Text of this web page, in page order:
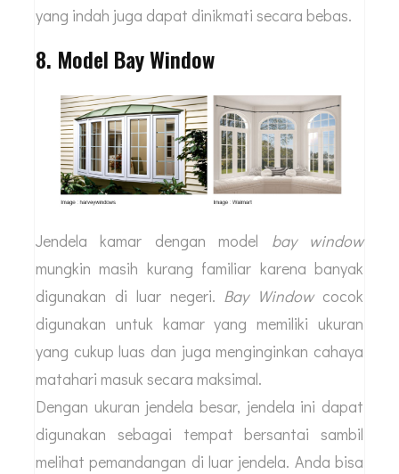
yang indah juga dapat dinikmati secara bebas.
8. Model Bay Window
Jendela kamar dengan model bay window
mungkin masih kurang familiar karena banyak
digunakan di luar negeri. Bay Windowcocok
digunakan untuk kamar yang memiliki ukuran
yang cukup luas dan juga menginginkan cahaya
matahari masuk secara maksimal.
Dengan ukuran jendela besar, jendela ini dapat
digunakan sebagai tempat bersantai sambil
melihat pemandangan di luar jendela. Anda bisa